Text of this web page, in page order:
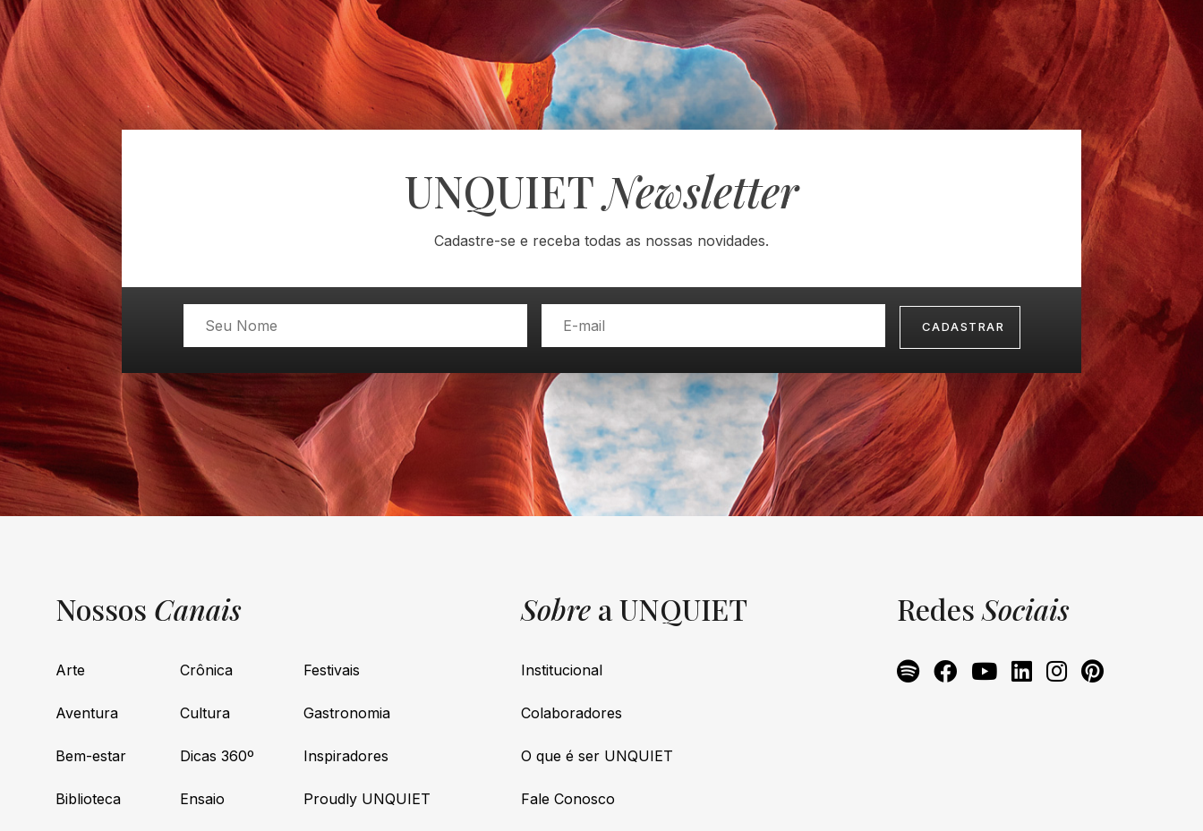
UNQUIETNewsletter
Cadastre-se e receba todas as nossas novidades.
Nossos Canais
Arte
Aventura
Bem-estar
Biblioteca
Crônica
Cultura
Dicas 360º
Ensaio
Festivais
Gastronomia
Inspiradores
Proudly UNQUIET
Sobre a UNQUIET
Institucional
Colaboradores
O que é ser UNQUIET
Fale Conosco
RedesSociais